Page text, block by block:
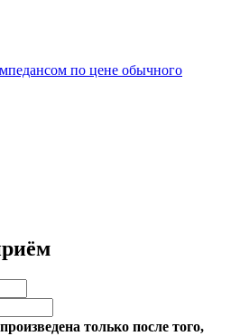
по цене обычного
только после того,